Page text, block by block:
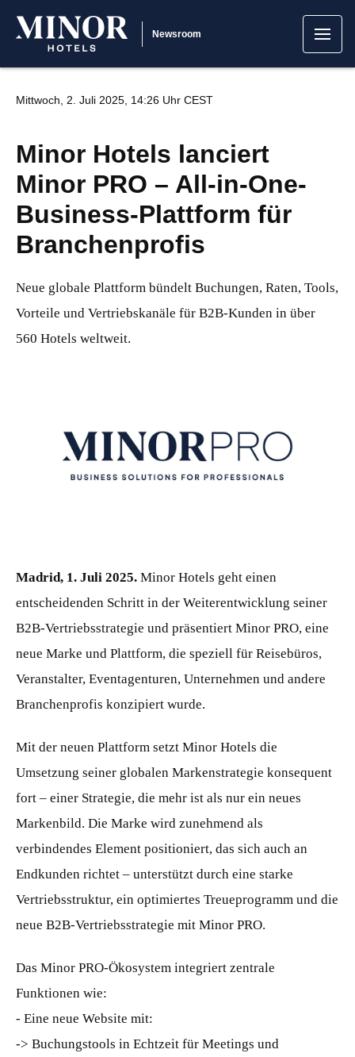
Newsroom
Mittwoch, 2. Juli 2025, 14:26 Uhr CEST
Minor Hotels lanciert
Minor PRO – All-in-One-
Business-Plattform für
Branchenprofis
Neue globale Plattform bündelt Buchungen, Raten, Tools,
Vorteile und Vertriebskanäle für B2B-Kunden in über
560 Hotels weltweit.
Madrid, 1. Juli 2025. Minor Hotels geht einen
entscheidenden Schritt in der Weiterentwicklung seiner
B2B-Vertriebsstrategie und präsentiert Minor PRO, eine
neue Marke und Plattform, die speziell für Reisebüros,
Veranstalter, Eventagenturen, Unternehmen und andere
Branchenprofis konzipiert wurde.
Mit der neuen Plattform setzt Minor Hotels die
Umsetzung seiner globalen Markenstrategie konsequent
fort – einer Strategie, die mehr ist als nur ein neues
Markenbild. Die Marke wird zunehmend als
verbindendes Element positioniert, das sich auch an
Endkunden richtet – unterstützt durch eine starke
Vertriebsstruktur, ein optimiertes Treueprogramm und die
neue B2B-Vertriebsstrategie mit Minor PRO.
Das Minor PRO-Ökosystem integriert zentrale
Funktionen wie:
- Eine neue Website mit:
-> Buchungstools in Echtzeit für Meetings und